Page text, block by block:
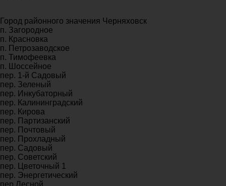
Город районного значения Черняховск
п. Загородное
п. Красновка
п. Петрозаводское
п. Тимофеевка
п. Шоссейное
пер. 1-й Садовый
пер. Зеленый
пер. Инкубаторный
пер. Калининградский
пер. Кирова
пер. Партизанский
пер. Почтовый
пер. Прохладный
пер. Садовый
пер. Советский
пер. Цветочный 1
пер. Энергетический